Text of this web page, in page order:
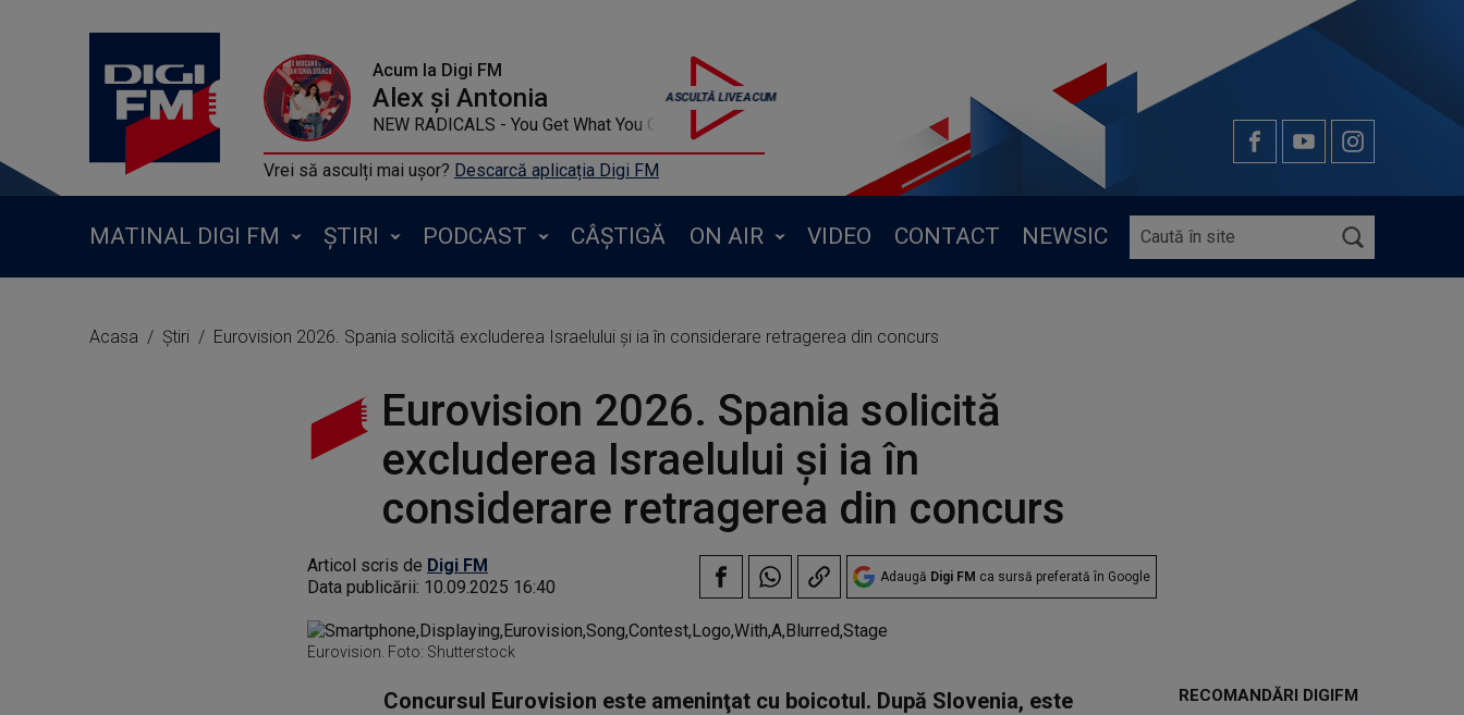
Acum la Digi FM
Alex și Antonia
NEW RADICALS - You Get What You Give
Vrei să asculți mai ușor? Descarcă aplicația Digi FM
MATINAL DIGI FM ȘTIRI PODCAST CÂȘTIGĂ ON AIR VIDEO CONTACT NEWSIC
Acasa Știri Eurovision 2026. Spania solicită excluderea Israelului şi ia în considerare retragerea din concurs
Eurovision 2026. Spania solicită
excluderea Israelului şi ia în
considerare retragerea din concurs
Articol scris de Digi FM
Data publicării: 10.09.2025 16:40 Adaugă Digi FM ca sursă preferată în Google
Eurovision. Foto: Shutterstock
Concursul Eurovision este ameninţat cu boicotul. După Slovenia, este
RECOMANDĂRI DIGIFM